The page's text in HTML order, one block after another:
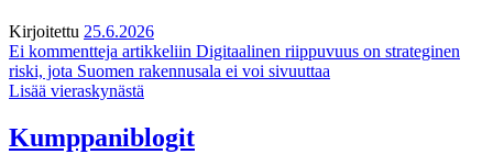
Kirjoitettu 25.6.2026
Ei kommentteja artikkeliin Digitaalinen riippuvuus on strateginen
riski, jota Suomen rakennusala ei voi sivuuttaa
Lisää vieraskynästä
Kumppaniblogit